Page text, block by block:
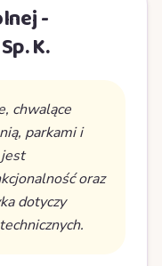
-
K.
chwalące
parkami i
oraz
dotyczy